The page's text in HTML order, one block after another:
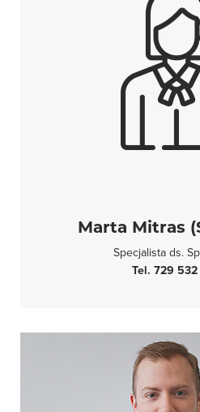
Marta Mitras
Specjalista ds.
Tel. 729